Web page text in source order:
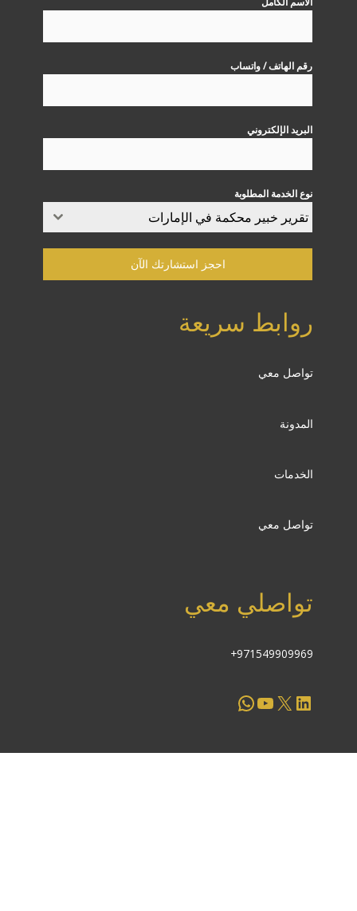
رقم الهاتف / واتساب
البريد الإلكتروني
نوع الخدمة المطلوبة
تقرير خبير محكمة في الإمارات​
احجز استشارتك الآن
روابط سريعة
تواصل معي
المدونة
الخدمات
تواصل معي
تواصلي معي
971549909969+